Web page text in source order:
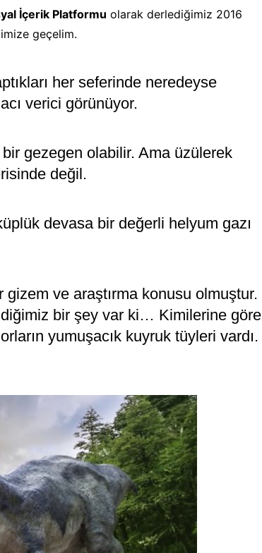
İçerik Platformu olarak derlediğimiz 2016
geçelim.
her seferinde neredeyse
verici görünüyor.
gezegen olabilir. Ama üzülerek
değil.
devasa bir değerli helyum gazı
ve araştırma konusu olmuştur.
bir şey var ki… Kimilerine göre
yumuşacık kuyruk tüyleri vardı.